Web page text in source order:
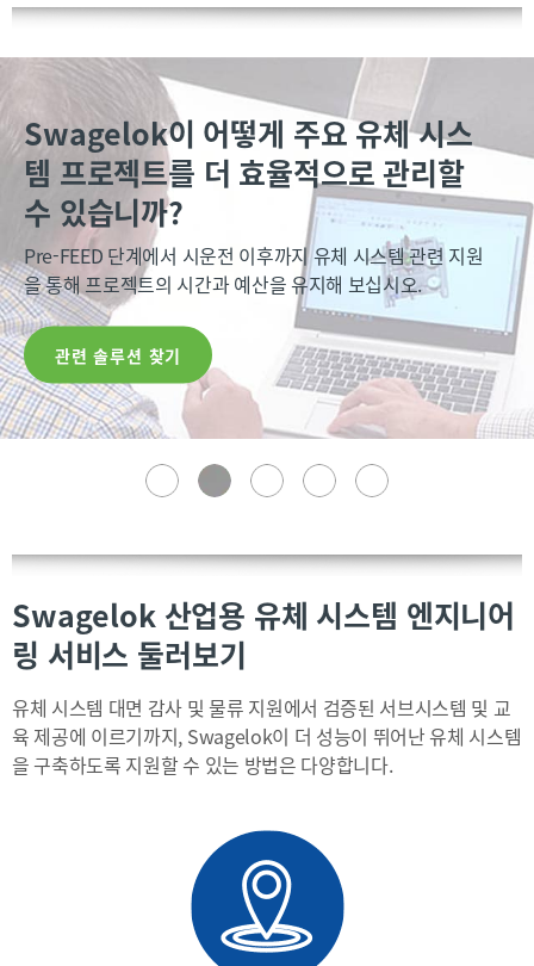
유체 시스템이 사용하기에 안전한지
어떻게 확인할 수 있습니까?
안전 사고를 초래할 수 있는 문제에 대응하는 데 Swagelok
엔지니어의 도움을 받아 인력과 평판을 보호하십시오.
Swagelok이 어떻게 주요 유체 시스
템 프로젝트를 더 효율적으로 관리할
수 있습니까?
Pre-FEED 단계에서 시운전 이후까지 유체 시스템 관련 지원
을 통해 프로젝트의 시간과 예산을 유지해 보십시오.
관련 솔루션 찾기
유체 시스템 지식의 상실 또는 리소스
부족에 어떻게 대응해야 합니까?
시스템 설치 및 유지보수, 부품 수명 개선, 더 적은 노력으로
더 많은 성과를 달성하는 데 도움을 받아 보십시오.
유체 시스템을 어떻게 달리 다루어 누
출 목표를 충족할 수 있습니까?
Swagelok 엔지니어링 서비스 전문가의 도움으로 유해하고
비용이 많이 들 수 있는 누출을 줄이십시오.
어떻게 하면 운영 및 생산 비용을 절감
하고 가동 시간을 늘릴 수 있습니까?
수익성과 생산성을 저하시키는 유체 시스템 문제를 방지하
는 데 필요한 지원과 검증된 솔루션을 찾으십시오.
Swagelok 산업용 유체 시스템 엔지니어
링 서비스 둘러보기
유체 시스템 대면 감사 및 물류 지원에서 검증된 서브시스템 및 교
육 제공에 이르기까지, Swagelok이 더 성능이 뛰어난 유체 시스템
을 구축하도록 지원할 수 있는 방법은 다양합니다.